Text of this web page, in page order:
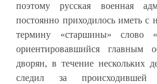
поэтому русская военная
постоянно приходилось иметь с
термину «старшины» слово
ориентировавшийся главным
дворян, в течение нескольких
следил за происходившей